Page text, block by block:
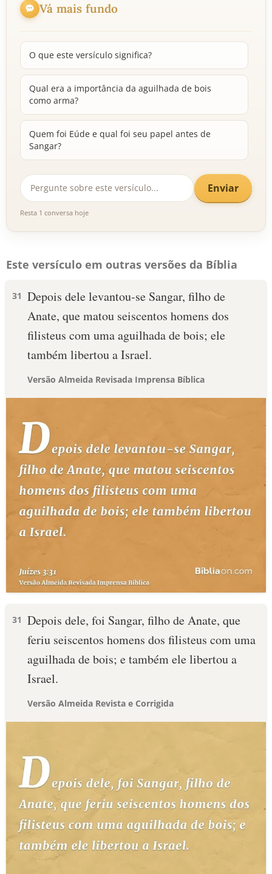
Vá mais fundo
O que este versículo significa?
Qual era a importância da aguilhada de bois
como arma?
Quem foi Eúde e qual foi seu papel antes de
Sangar?
Enviar
Resta 1 conversa hoje
Este versículo em outras versões da Bíblia
31 Depois dele levantou-se Sangar, filho de
Anate, que matou seiscentos homens dos
filisteus com uma aguilhada de bois; ele
também libertou a Israel.
Versão Almeida Revisada Imprensa Bíblica
31 Depois dele, foi Sangar, filho de Anate, que
feriu seiscentos homens dos filisteus com uma
aguilhada de bois; e também ele libertou a
Israel.
Versão Almeida Revista e Corrigida